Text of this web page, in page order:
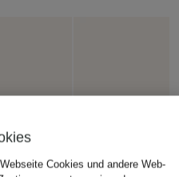
Cookies und andere Web-